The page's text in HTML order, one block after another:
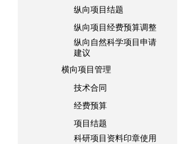
纵向项目结题
纵向项目经费预算调整
纵向自然科学项目申请
建议
横向项目管理
技术合同
经费预算
项目结题
科研项目资料印章使用